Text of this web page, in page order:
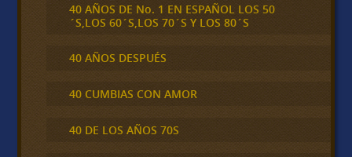
40 AÑOS DE No. 1 EN ESPAÑOL LOS 50
´S,LOS 60´S,LOS 70´S Y LOS 80´S
40 AÑOS DESPUÉS
40 CUMBIAS CON AMOR
40 DE LOS AÑOS 70S